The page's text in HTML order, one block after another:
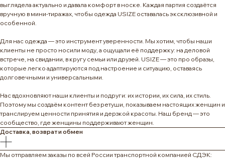
выглядела актуально и давала комфорт в носке. Каждая партия создаётся
вручную в мини-тиражах, чтобы одежда USIZE оставалась эксклюзивной и
особенной.
Для нас одежда — это инструмент уверенности. Мы хотим, чтобы наши
клиенты не просто носили моду, а ощущали её поддержку: на деловой
встрече, на свидании, в кругу семьи или друзей. USIZE — это про образы,
которые легко адаптируются под настроение и ситуацию, оставаясь
долговечными и универсальными.
Нас вдохновляют наши клиенты и подруги: их истории, их сила, их стиль.
Поэтому мы создаём контент без ретуши, показываем настоящих женщин и
транслируем ценности принятия и дерзкой красоты. Наш бренд — это
сообщество, где женщины поддерживают женщин.
Доставка, возврат и обмен
Мы отправляем заказы по всей России транспортной компанией СДЭК: